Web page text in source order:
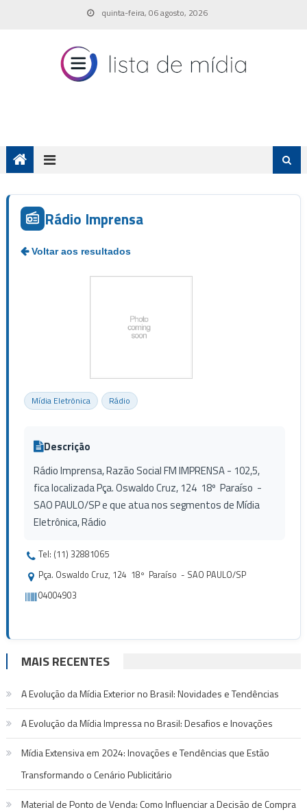
quinta-feira, 06 agosto, 2026
Rádio Imprensa
Mídia Eletrônica Rádio
Descrição
Rádio Imprensa, Razão Social FM IMPRENSA - 102,5,
fica localizada Pça. Oswaldo Cruz, 124 18º Paraíso -
SAO PAULO/SP e que atua nos segmentos de Mídia
Eletrônica, Rádio
Tel: (11) 32881065
Pça. Oswaldo Cruz, 124 18º Paraíso - SAO PAULO/SP
04004903
MAIS RECENTES
A Evolução da Mídia Exterior no Brasil: Novidades e Tendências
A Evolução da Mídia Impressa no Brasil: Desafios e Inovações
Mídia Extensiva em 2024: Inovações e Tendências que Estão
Transformando o Cenário Publicitário
Material de Ponto de Venda: Como Influenciar a Decisão de Compra